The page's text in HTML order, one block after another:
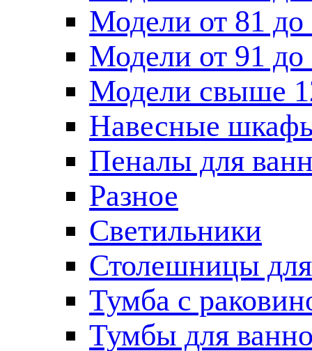
Модели от 81 до
Модели от 91 до
Модели свыше
Навесные
Пеналы для
Разное
Светильники
Столешницы
Тумба с
Тумбы для